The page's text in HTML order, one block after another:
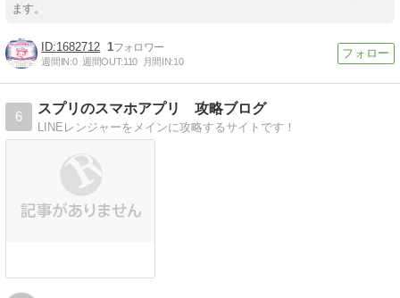
ます。
1682712 1
週間IN:0 週間OUT:110 月間IN:10
6
スプリのスマホアプリ 攻略ブログ
LINEレンジャーをメインに攻略するサイトです！